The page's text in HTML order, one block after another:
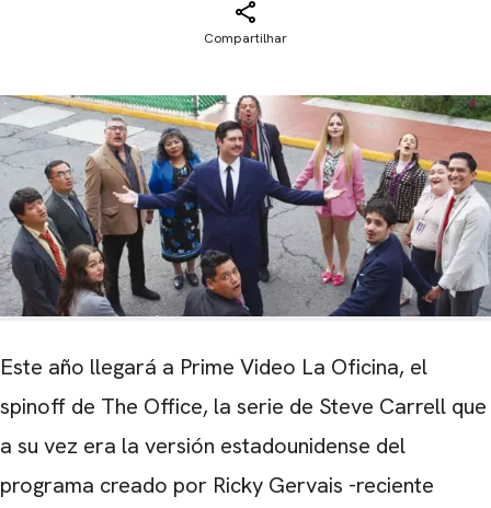
Compartilhar
Este año llegará a Prime Video La Oficina, el
spinoff de The Office, la serie de Steve Carrell que
a su vez era la versión estadounidense del
programa creado por Ricky Gervais -reciente